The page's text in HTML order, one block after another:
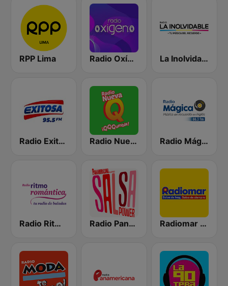
RPP Lima Radio Oxígeno La Inolvidable
Radio Exitosa Radio Nueva Q Radio Mágica 88.3 FM
Radio Ritmo Romántica Radio Panamericana - Salsa Power Radiomar 106.3 FM